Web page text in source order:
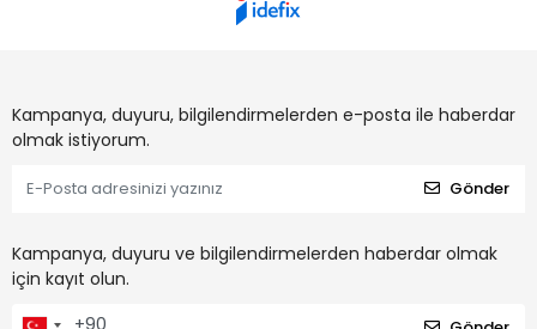
Kampanya, duyuru, bilgilendirmelerden e-posta ile haberdar
olmak istiyorum.
Gönder
Kampanya, duyuru ve bilgilendirmelerden haberdar olmak
için kayıt olun.